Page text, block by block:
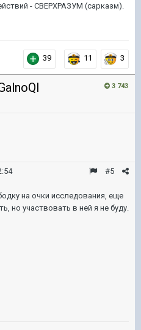
- СВЕРХРАЗУМ (сарказм).
39 11 3
3 743
#5
на очки исследования, еще
но участвовать в ней я не буду.